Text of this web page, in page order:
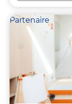
Partenaire